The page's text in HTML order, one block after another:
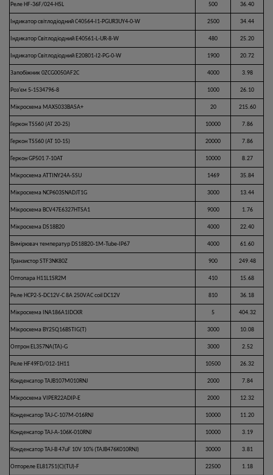
Реле HF-36F/024-HSL 500 36.40
Індикатор cвітлодіодний C40564-I1-PGUR3UY4-0-W 2500 34.44
Індикатор Світлодіодний E40561-L-UR-8-W 480 25.20
Індикатор Світлодіодний E20801-I2-PG-0-W 1900 20.72
Запобіжник 0ZCG0050AF2C 4000 3.98
Роз'єм 5-1534796-8 1000 26.10
Мікросхема MAX5033BASA+ 20 215.60
Геркон TS560 (AT 20-25) 10000 7.86
Геркон TS560 (AT 10-15) 20000 7.86
Геркон GP501 7-10AT 10000 8.27
Мікросхема ATTINY24A-SSU 1469 35.84
Мікросхема NCP603SNADJT1G 3000 13.44
Мікросхема BCV47E6327HTSA1 9000 1.76
Мікросхема DS18B20 4000 22.40
Вимірювач температур DS18B20-1M-Tube-IP67 4000 61.60
Транзистор STF3NK80Z 900 249.48
Оптопара H11L1SR2M 410 15.68
Реле HCP2-S-DC12V-C 8A 250VAC coil DC12V 810 36.18
Мікросхема INA186A1IDCKR 5 404.32
Мікросхема BY25Q16BSTIG(T) 3000 10.08
Оптрон EL357NA(TA)-G 3000 2.52
Реле HF49FD/012-1H11 10500 26.32
Конденсатор TAJB107M010RNJ 2000 7.84
Мікросхема VIPER22ADIP-E 2000 12.32
Конденсатор TAJ-С-107M-016RNJ 10000 11.20
Конденсатор TAJ-A-106K-010RNJ 10000 3.19
Конденсатор TAJ-B 47uF 10V 10% (TAJB476K010RNJ) 30000 3.81
Оптореле EL817S1(C)(TU)-F 22500 1.18